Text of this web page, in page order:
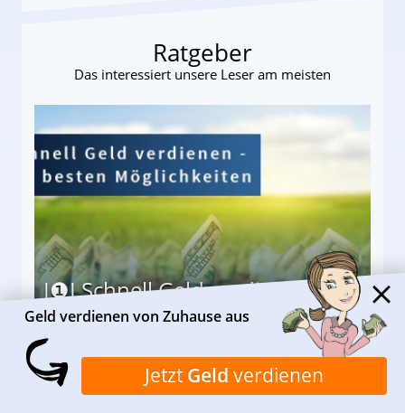
Ratgeber
Das interessiert unsere Leser am meisten
I❶I Schnell Geld verdienen: 20
seriöse Möglichkeiten
Geld verdienen von Zuhause aus
Jetzt Geld verdienen